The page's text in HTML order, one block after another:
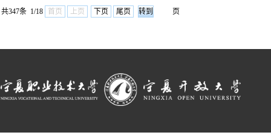
共347条 1/18 首页 上页 下页 尾页 页